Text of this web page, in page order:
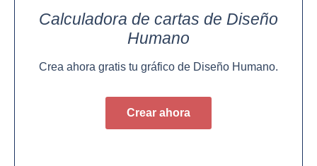
Calculadora de cartas de Diseño
Humano
Crea ahora gratis tu gráfico de Diseño Humano.
Crear ahora